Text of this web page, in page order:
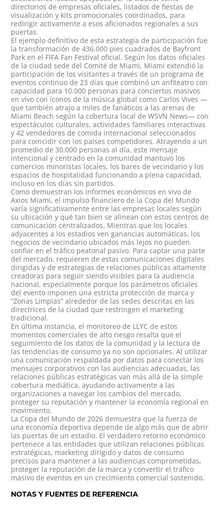
directorios de empresas oficiales, listados de fiestas de
visualización y kits promocionales coordinados, para
redirigir activamente a esos aficionados regionales a sus
puertas.
El ejemplo definitivo de esta estrategia de participación fue
la transformación de 436.000 pies cuadrados de Bayfront
Park en el FIFA Fan Festival oficial. Según los datos oficiales
de la ciudad sede del Comité de Miami, Miami extendió la
participación de los visitantes a través de un programa de
eventos continuo de 23 días que combinó un anfiteatro con
capacidad para 10.000 personas para conciertos masivos
en vivo con íconos de la música global como Carlos Vives —
que también atrajo a miles de fanáticos a las arenas de
Miami Beach según la cobertura local de WSVN News— con
espectáculos culturales, actividades familiares interactivas
y 42 vendedores de comida internacional seleccionados
para coincidir con los países competidores. Atrayendo a un
promedio de30.000 personas al día, este mensaje
intencional y centrado en la comunidad mantuvo los
comercios minoristas locales, los bares de vecindario y los
espacios de hospitalidad funcionando a plena capacidad,
incluso en los días sin partidos.
Como demuestran los informes económicos en vivo de
Axios Miami, el impulso financiero de la Copa del Mundo
varía significativamente entre las empresas locales según
su ubicación y qué tan bien se alinean con estos centros de
comunicación centralizados. Mientras que los locales
adyacentes a los estadios ven ganancias automáticas, los
negocios de vecindario ubicados más lejos no pueden
confiar en el tráfico peatonal pasivo. Para captar una parte
del mercado, requieren de estas comunicaciones digitales
dirigidas y de estrategias de relaciones públicas altamente
creadoras para seguir siendo visibles para la audiencia
nacional, especialmente porque los parámetros oficiales
del evento imponen una estricta protección de marca y
“Zonas Limpias” alrededor de las sedes descritas en las
directrices de la ciudad que restringen el marketing
tradicional.
En última instancia, el monitoreo de LLYC de estos
momentos comerciales de alto riesgo resalta que el
seguimiento de los datos de la comunidad y la lectura de
las tendencias de consumo ya no son opcionales. Al utilizar
una comunicación respaldada por datos para conectar los
mensajes corporativos con las audiencias adecuadas, las
relaciones públicas estratégicas van más allá de la simple
cobertura mediática, ayudando activamente a las
organizaciones a navegar los cambios del mercado,
proteger su reputación y mantener la economía regional en
movimiento.
La Copa del Mundo de 2026 demuestra que la fuerza de
una economía deportiva depende de algo más que de abrir
las puertas de un estadio. El verdadero retorno económico
pertenece a las entidades que utilizan relaciones públicas
estratégicas, marketing dirigido y datos de consumo
precisos para mantener a las audiencias comprometidas,
proteger la reputación de la marca y convertir el tráfico
masivo de eventos en un crecimiento comercial sostenido.
NOTAS Y FUENTES DE REFERENCIA